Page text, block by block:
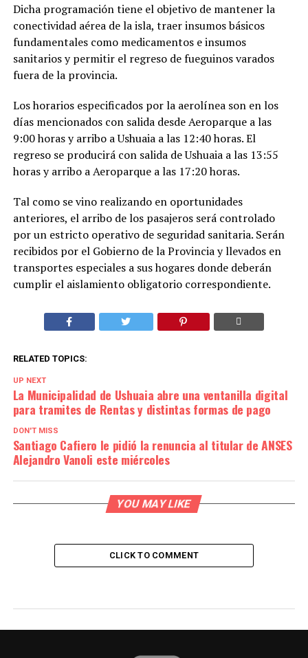
Dicha programación tiene el objetivo de mantener la
conectividad aérea de la isla, traer insumos básicos
fundamentales como medicamentos e insumos
sanitarios y permitir el regreso de fueguinos varados
fuera de la provincia.
Los horarios especificados por la aerolínea son en los
días mencionados con salida desde Aeroparque a las
9:00 horas y arribo a Ushuaia a las 12:40 horas. El
regreso se producirá con salida de Ushuaia a las 13:55
horas y arribo a Aeroparque a las 17:20 horas.
Tal como se vino realizando en oportunidades
anteriores, el arribo de los pasajeros será controlado
por un estricto operativo de seguridad sanitaria. Serán
recibidos por el Gobierno de la Provincia y llevados en
transportes especiales a sus hogares donde deberán
cumplir el aislamiento obligatorio correspondiente.
RELATED TOPICS:
UP NEXT
La Municipalidad de Ushuaia abre una ventanilla digital
para tramites de Rentas y distintas formas de pago
DON'T MISS
Santiago Cafiero le pidió la renuncia al titular de ANSES
Alejandro Vanoli este miércoles
YOU MAY LIKE
CLICK TO COMMENT